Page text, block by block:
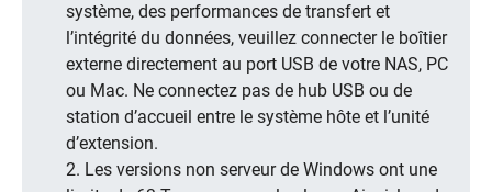
système, des performances de transfert et
l’intégrité du données, veuillez connecter le boîtier
externe directement au port USB de votre NAS, PC
ou Mac. Ne connectez pas de hub USB ou de
station d’accueil entre le système hôte et l’unité
d’extension.
2. Les versions non serveur de Windows ont une